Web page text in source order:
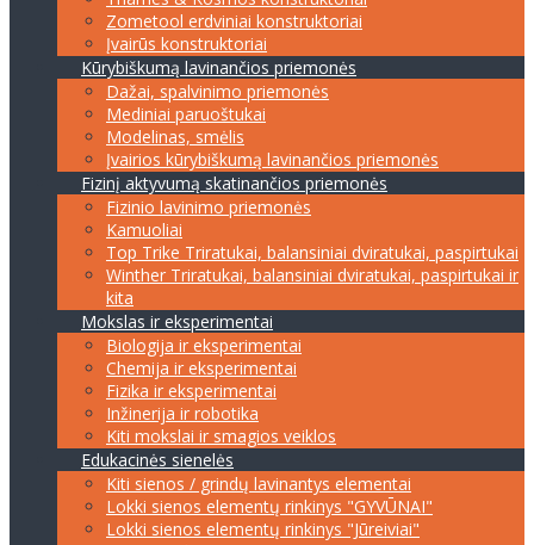
Zometool erdviniai konstruktoriai
Įvairūs konstruktoriai
Kūrybiškumą lavinančios priemonės
Dažai, spalvinimo priemonės
Mediniai paruoštukai
Modelinas, smėlis
Įvairios kūrybiškumą lavinančios priemonės
Fizinį aktyvumą skatinančios priemonės
Fizinio lavinimo priemonės
Kamuoliai
Top Trike Triratukai, balansiniai dviratukai, paspirtukai
Winther Triratukai, balansiniai dviratukai, paspirtukai ir
kita
Mokslas ir eksperimentai
Biologija ir eksperimentai
Chemija ir eksperimentai
Fizika ir eksperimentai
Inžinerija ir robotika
Kiti mokslai ir smagios veiklos
Edukacinės sienelės
Kiti sienos / grindų lavinantys elementai
Lokki sienos elementų rinkinys "GYVŪNAI"
Lokki sienos elementų rinkinys "Jūreiviai"